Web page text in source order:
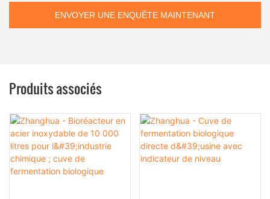
ENVOYER UNE ENQUÊTE MAINTENANT
Produits associés